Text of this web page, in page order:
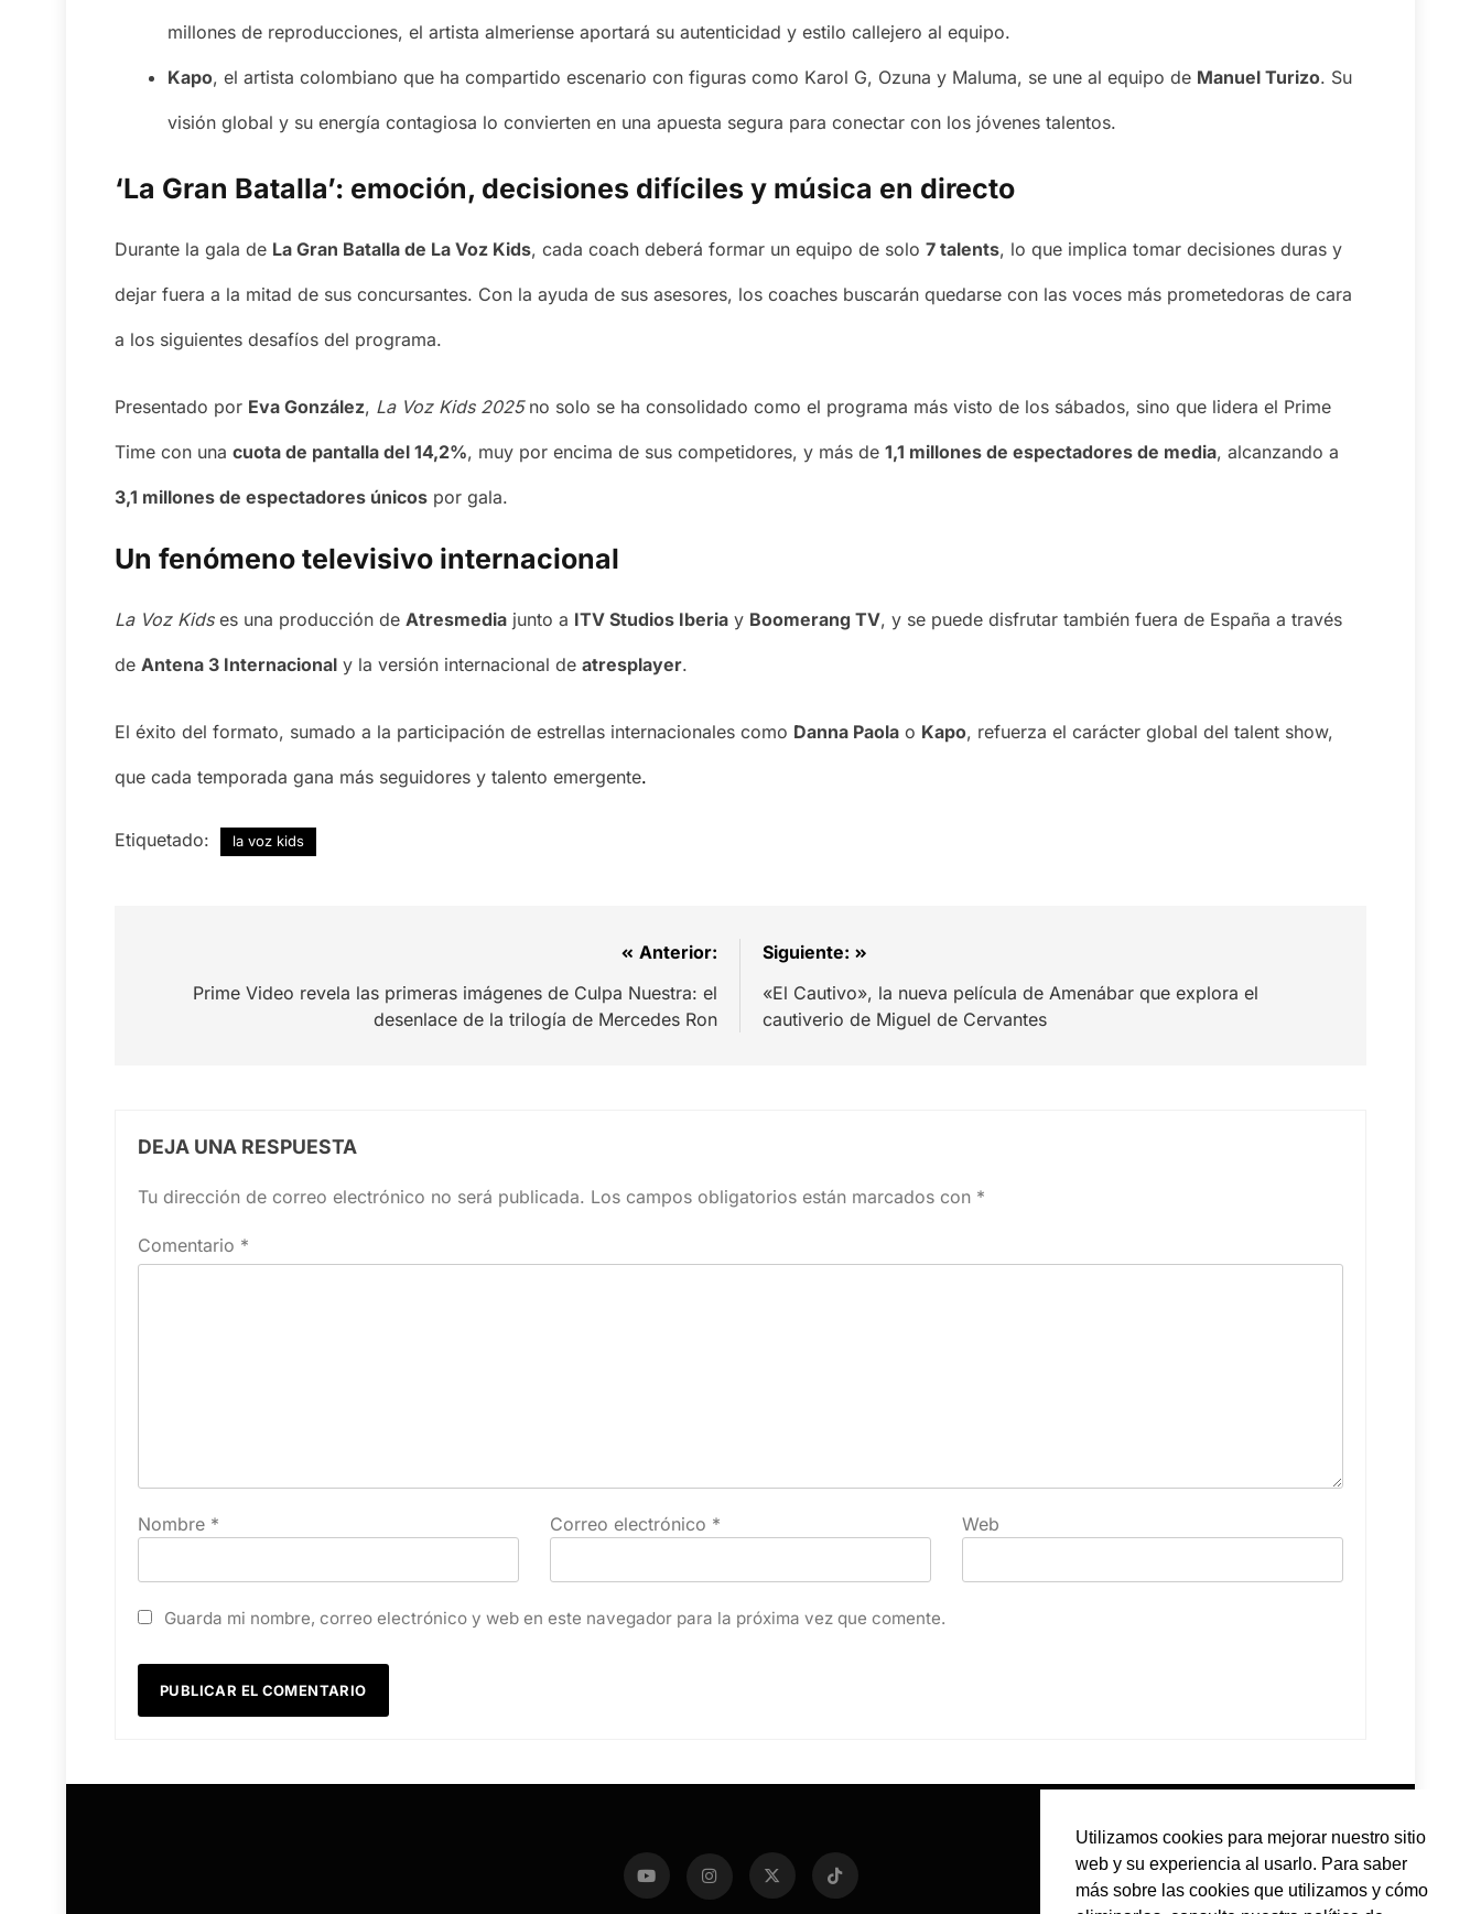
millones de reproducciones, el artista almeriense aportará su autenticidad y estilo callejero al equipo.
Kapo, el artista colombiano que ha compartido escenario con figuras como Karol G, Ozuna y Maluma, se une al equipo de Manuel Turizo. Su
visión global y su energía contagiosa lo convierten en una apuesta segura para conectar con los jóvenes talentos.
‘La Gran Batalla’: emoción, decisiones difíciles y música en directo
Durante la gala de La Gran Batalla de La Voz Kids, cada coach deberá formar un equipo de solo 7 talents, lo que implica tomar decisiones duras y
dejar fuera a la mitad de sus concursantes. Con la ayuda de sus asesores, los coaches buscarán quedarse con las voces más prometedoras de cara
a los siguientes desafíos del programa.
Presentado por Eva González, La Voz Kids 2025no solo se ha consolidado como el programa más visto de los sábados, sino que lidera el Prime
Time con una cuota de pantalla del 14,2%, muy por encima de sus competidores, y más de 1,1 millones de espectadores de media, alcanzando a
3,1 millones de espectadores únicos por gala.
Un fenómeno televisivo internacional
La Voz Kidses una producción de Atresmedia junto a ITV Studios Iberia y Boomerang TV, y se puede disfrutar también fuera de España a través
de Antena 3 Internacional y la versión internacional de atresplayer.
El éxito del formato, sumado a la participación de estrellas internacionales como Danna Paola o Kapo, refuerza el carácter global del talent show,
que cada temporada gana más seguidores y talento emergente.
Etiquetado: la voz kids
Anterior:
Prime Video revela las primeras imágenes de Culpa Nuestra: el
desenlace de la trilogía de Mercedes Ron
Siguiente:
«El Cautivo», la nueva película de Amenábar que explora el
cautiverio de Miguel de Cervantes
DEJA UNA RESPUESTA
Tu dirección de correo electrónico no será publicada. Los campos obligatorios están marcados con *
Comentario *
Nombre * Correo electrónico * Web
Guarda mi nombre, correo electrónico y web en este navegador para la próxima vez que comente.
Utilizamos cookies para mejorar nuestro sitio
web y su experiencia al usarlo. Para saber
más sobre las cookies que utilizamos y cómo